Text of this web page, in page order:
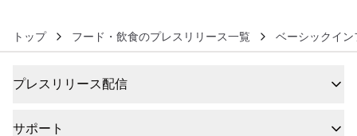
トップ フード・飲食のプレスリリース一覧 ベーシックイ
プレスリリース配信
サポート